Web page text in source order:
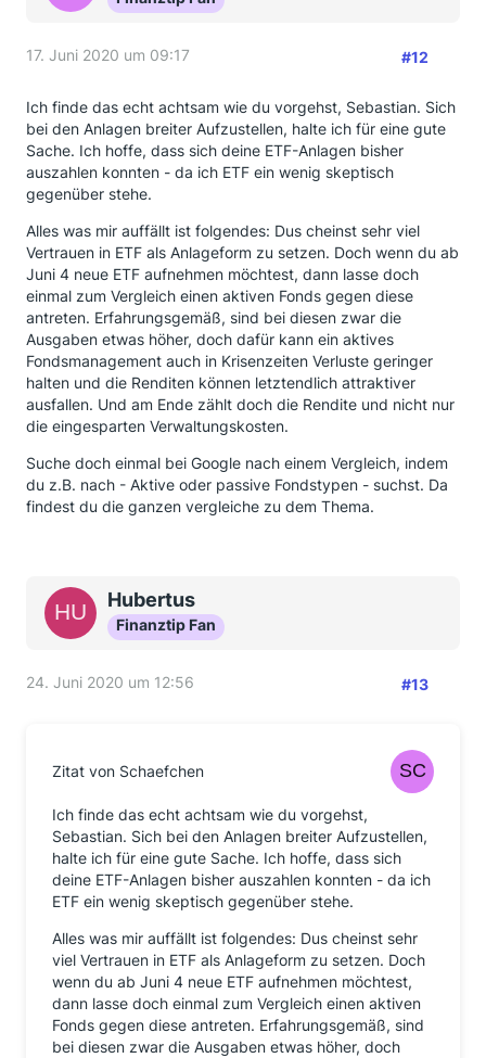
17. Juni 2020 um 09:17 #12
Ich finde das echt achtsam wie du vorgehst, Sebastian. Sich
bei den Anlagen breiter Aufzustellen, halte ich für eine gute
Sache. Ich hoffe, dass sich deine ETF-Anlagen bisher
auszahlen konnten - da ich ETF ein wenig skeptisch
gegenüber stehe.
Alles was mir auffällt ist folgendes: Dus cheinst sehr viel
Vertrauen in ETF als Anlageform zu setzen. Doch wenn du ab
Juni 4 neue ETF aufnehmen möchtest, dann lasse doch
einmal zum Vergleich einen aktiven Fonds gegen diese
antreten. Erfahrungsgemäß, sind bei diesen zwar die
Ausgaben etwas höher, doch dafür kann ein aktives
Fondsmanagement auch in Krisenzeiten Verluste geringer
halten und die Renditen können letztendlich attraktiver
ausfallen. Und am Ende zählt doch die Rendite und nicht nur
die eingesparten Verwaltungskosten.
Suche doch einmal bei Google nach einem Vergleich, indem
du z.B. nach - Aktive oder passive Fondstypen - suchst. Da
findest du die ganzen vergleiche zu dem Thema.
Hubertus
Finanztip Fan
24. Juni 2020 um 12:56 #13
Zitat von Schaefchen
Ich finde das echt achtsam wie du vorgehst,
Sebastian. Sich bei den Anlagen breiter Aufzustellen,
halte ich für eine gute Sache. Ich hoffe, dass sich
deine ETF-Anlagen bisher auszahlen konnten - da ich
ETF ein wenig skeptisch gegenüber stehe.
Alles was mir auffällt ist folgendes: Dus cheinst sehr
viel Vertrauen in ETF als Anlageform zu setzen. Doch
wenn du ab Juni 4 neue ETF aufnehmen möchtest,
dann lasse doch einmal zum Vergleich einen aktiven
Fonds gegen diese antreten. Erfahrungsgemäß, sind
bei diesen zwar die Ausgaben etwas höher, doch